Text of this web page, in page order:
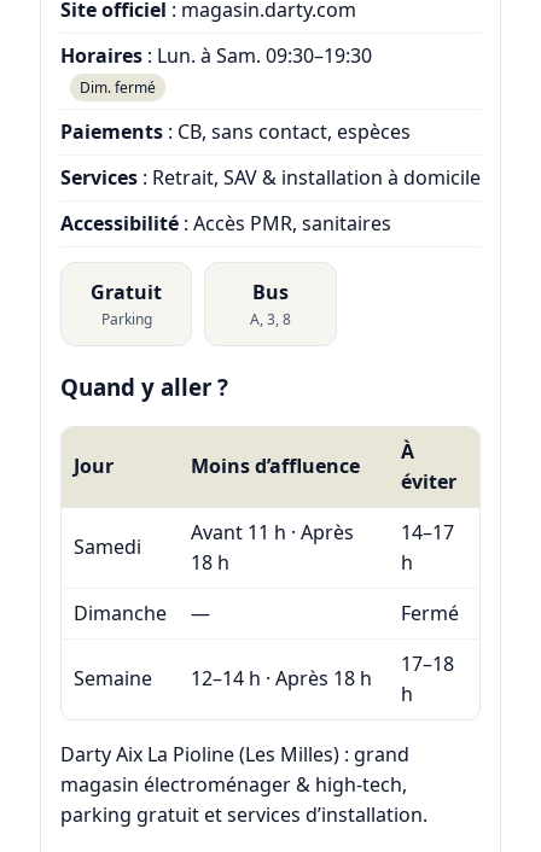
Site officiel : magasin.darty.com
Horaires: Lun. à Sam. 09:30–19:30
Dim. fermé
Paiements: CB, sans contact, espèces
Services: Retrait, SAV & installation à domicile
Accessibilité: Accès PMR, sanitaires
Gratuit
Parking
Bus
A, 3, 8
Quand y aller ?
Jour Moins d’affluence
À
éviter
Samedi
Avant 11 h · Après
18 h
14–17
h
Dimanche
— Fermé
Semaine 12–14 h · Après 18 h
17–18
h
Darty Aix La Pioline (Les Milles) : grand
magasin électroménager & high‑tech,
parking gratuit et services d’installation.